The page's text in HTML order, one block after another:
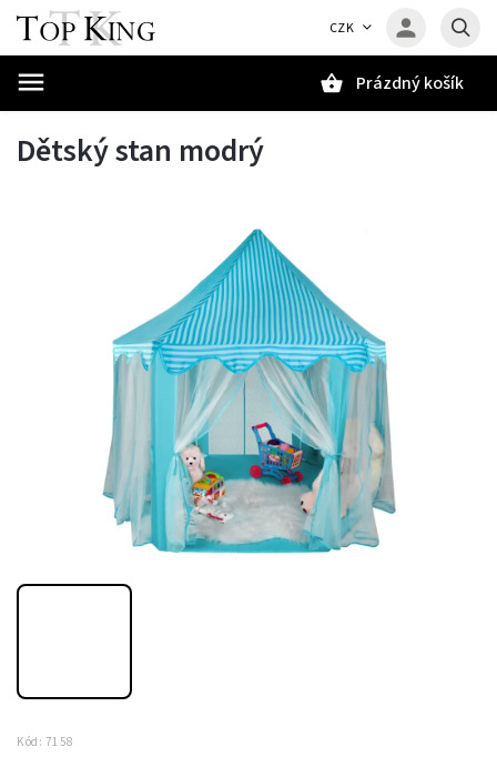
CZK
Prázdný košík
Dětský stan modrý
Kód: 7158